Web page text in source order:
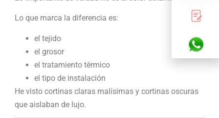
Lo que marca la diferencia es:
el tejido
el grosor
el tratamiento térmico
el tipo de instalación
He visto cortinas claras malísimas y cortinas oscuras
que aislaban de lujo.